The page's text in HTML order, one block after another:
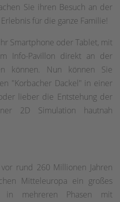
Sie ihren Besuch an der
für die ganze Familie!
Smartphone oder Tablet, mit
Info-Pavillon direkt an der
können. Nun können Sie
"Korbacher Dackel" in einer
lieber die Entstehung der
2D Simulation hautnah
rund 260 Millionen Jahren
Mitteleuropa ein großes
in mehreren Phasen mit